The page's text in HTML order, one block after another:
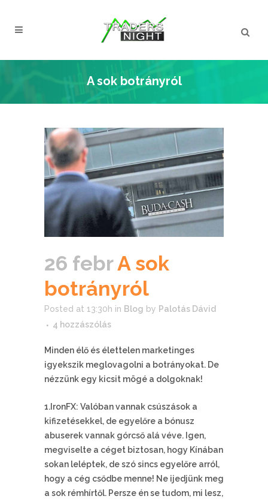
A sok botrányról
26 febrA sok
botrányról
Posted at 13:30h in Blog by Palotás Dávid
4 hozzászólás
Minden élő és élettelen marketinges
igyekszik meglovagolni a botrányokat. De
nézzünk egy kicsit mögé a dolgoknak!
1.IronFX: Valóban vannak csúszások a
kifizetésekkel, de egyelőre a bónusz
abuserek vannak górcső alá véve. Igen,
megviselte a céget biztosan, hogy Kínában
sokan leléptek, de szó sincs egyelőre arról,
hogy a cég csődbe menne! Ne ijedjünk meg
a sok rémhírtől. Persze én se tudom, mi lesz,